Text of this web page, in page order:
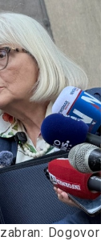
Dogovor